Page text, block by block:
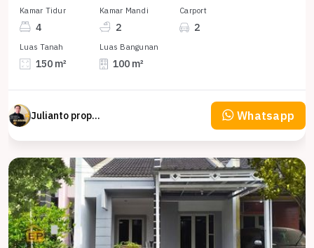
Kamar Tidur
4
Kamar Mandi
2
Carport
2
Luas Tanah
150 m²
Luas Bangunan
100 m²
Julianto property Julianto Whatsapp